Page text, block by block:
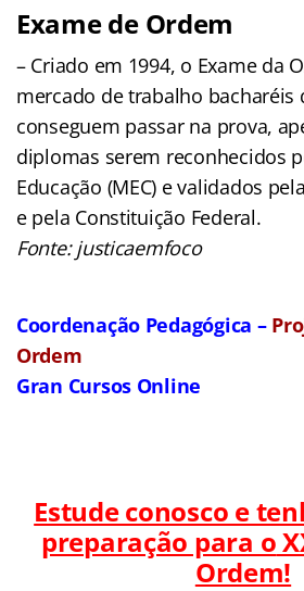
Exame de Ordem
– Criado em 1994, o Exame da
mercado de trabalho bacharéis
conseguem passar na prova,
diplomas serem reconhecidos
Educação (MEC) e validados
e pela Constituição Federal.
Fonte: justicaemfoco
Coordenação Pedagógica –
Ordem
Gran Cursos Online
Estude conosco e
preparação para o
Ordem!